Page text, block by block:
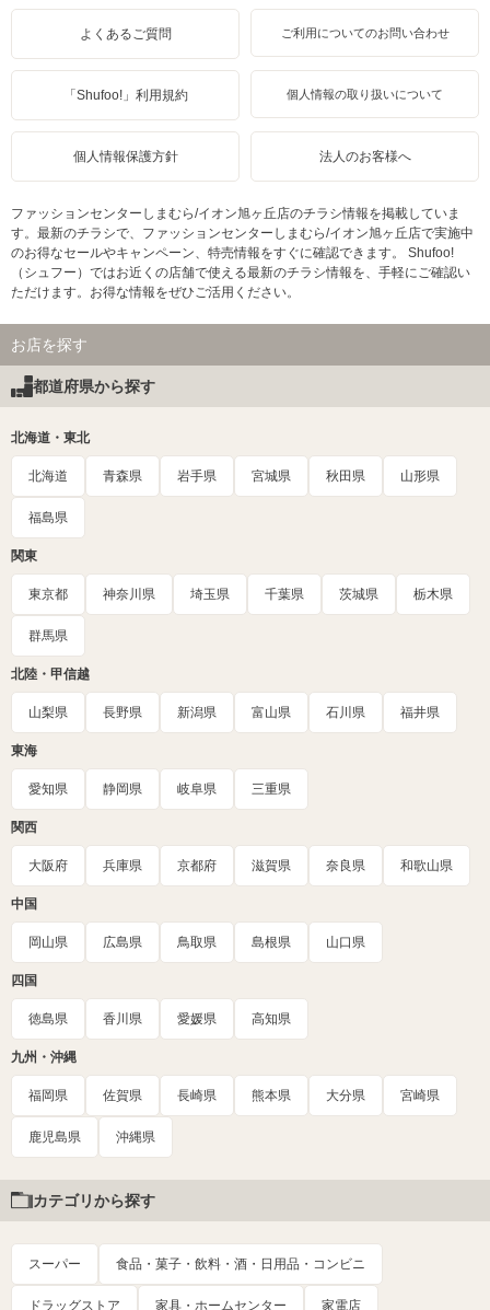
よくあるご質問 ご利用についてのお問い合わせ
「Shufoo!」利用規約 個人情報の取り扱いについて
個人情報保護方針 法人のお客様へ
ファッションセンターしまむら/イオン旭ヶ丘店のチラシ情報を掲載していま
す。最新のチラシで、ファッションセンターしまむら/イオン旭ヶ丘店で実施中
のお得なセールやキャンペーン、特売情報をすぐに確認できます。 Shufoo!
（シュフー）ではお近くの店舗で使える最新のチラシ情報を、手軽にご確認い
ただけます。お得な情報をぜひご活用ください。
お店を探す
都道府県から探す
北海道・東北
北海道 青森県 岩手県 宮城県 秋田県 山形県
福島県
関東
東京都 神奈川県 埼玉県 千葉県 茨城県 栃木県
群馬県
北陸・甲信越
山梨県 長野県 新潟県 富山県 石川県 福井県
東海
愛知県 静岡県 岐阜県 三重県
関西
大阪府 兵庫県 京都府 滋賀県 奈良県 和歌山県
中国
岡山県 広島県 鳥取県 島根県 山口県
四国
徳島県 香川県 愛媛県 高知県
九州・沖縄
福岡県 佐賀県 長崎県 熊本県 大分県 宮崎県
鹿児島県 沖縄県
カテゴリから探す
スーパー 食品・菓子・飲料・酒・日用品・コンビニ
ドラッグストア 家具・ホームセンター 家電店